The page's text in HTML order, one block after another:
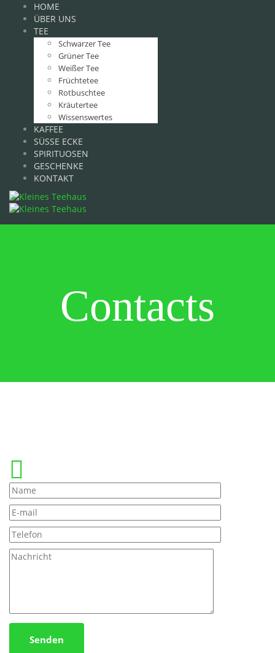
HOME
ÜBER UNS
TEE
Schwarzer Tee
Grüner Tee
Weißer Tee
Früchtetee
Rotbuschtee
Kräutertee
Wissenswertes
KAFFEE
SÜSSE ECKE
SPIRITUOSEN
GESCHENKE
KONTAKT
Contacts